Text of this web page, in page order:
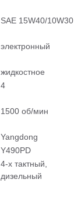
SAE 15W40/10W30
электронный
жидкостное
4
1500 об/мин
Yangdong
Y490PD
4-х тактный,
дизельный